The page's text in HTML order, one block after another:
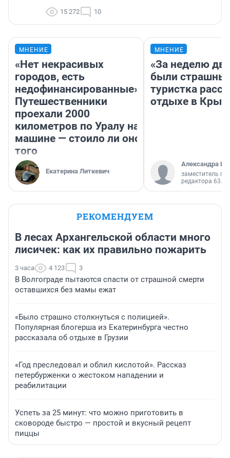
15 272 10
МНЕНИЕ
«Нет некрасивых
городов, есть
недофинансированные».
Путешественники
проехали 2000
километров по Уралу на
машине — стоило ли оно
того
Екатерина Литкевич
МНЕНИЕ
«За неделю
были
туристка
отдыхе в
Александра
заместитель
редактора 63.RU
РЕКОМЕНДУЕМ
В лесах Архангельской области много
лисичек: как их правильно пожарить
3 часа 4 123 3
В Волгограде пытаются спасти от страшной смерти
оставшихся без мамы ежат
«Было страшно столкнуться с полицией».
Популярная блогерша из Екатеринбурга честно
рассказала об отдыхе в Грузии
«Год преследовал и облил кислотой». Рассказ
петербурженки о жестоком нападении и
реабилитации
Успеть за 25 минут: что можно приготовить в
сковороде быстро — простой и вкусный рецепт
пиццы